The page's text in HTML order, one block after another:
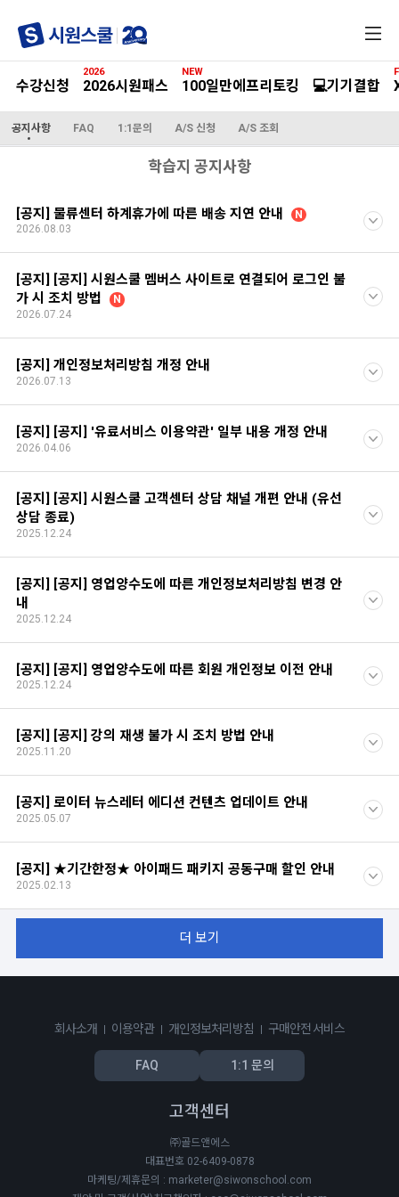
메
수강신청 2026시원패스
2026
100일만에프리토킹
NEW
💻기기결합
공지사항 FAQ 1:1문의 A/S 신청 A/S 조회
학습지 공지사항
[공지] 물류센터 하계휴가에 따른 배송 지연 안내
N
2026.08.03
[공지] [공지] 시원스쿨 멤버스 사이트로 연결되어 로그인 불
가 시 조치 방법
N
2026.07.24
[공지] 개인정보처리방침 개정 안내
2026.07.13
[공지] [공지] '유료서비스 이용약관' 일부 내용 개정 안내
2026.04.06
[공지] [공지] 시원스쿨 고객센터 상담 채널 개편 안내 (유선
상담 종료)
2025.12.24
[공지] [공지] 영업양수도에 따른 개인정보처리방침 변경 안
내
2025.12.24
[공지] [공지] 영업양수도에 따른 회원 개인정보 이전 안내
2025.12.24
[공지] [공지] 강의 재생 불가 시 조치 방법 안내
2025.11.20
[공지] 로이터 뉴스레터 에디션 컨텐츠 업데이트 안내
2025.05.07
[공지] ★기간한정★ 아이패드 패키지 공동구매 할인 안내
2025.02.13
더 보기
회사소개 이용약관 개인정보처리방침 구매안전 서비스
FAQ 1:1 문의
고객센터
㈜골드앤에스
대표번호 02-6409-0878
마케팅/제휴문의 : marketer@siwonschool.com